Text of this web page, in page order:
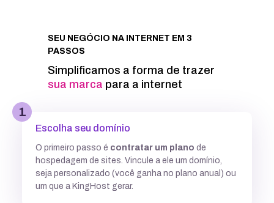
Informações técnicas
Banco de dados MySQL ilimitados
7,7GB 12,5 GB
SEU NEGÓCIO NA INTERNET EM 3
PASSOS
Simplificamos a forma de trazer
sua para a internet
1
Escolha seu domínio
O primeiro passo é contratar um plano de
hospedagem de sites. Vincule a ele um domínio,
seja personalizado (você ganha no plano anual) ou
um que a KingHost gerar.